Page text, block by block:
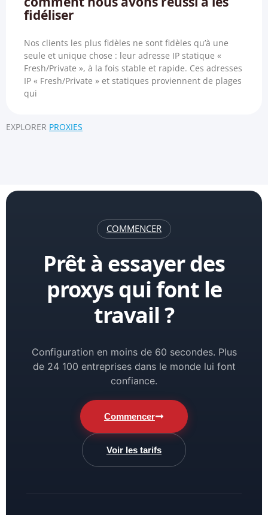
fidéliser
Nos clients les plus fidèles ne sont fidèles qu’à une
seule et unique chose : leur adresse IP statique «
Fresh/Private », à la fois stable et rapide. Ces adresses
IP « Fresh/Private » et statiques proviennent de plages
qui
EXPLORER PROXIES
COMMENCER
Prêt à essayer des
proxys qui font le
travail ?
Configuration en moins de 60 secondes. Plus
de 24 100 entreprises dans le monde lui font
confiance.
Commencer
Voir les tarifs